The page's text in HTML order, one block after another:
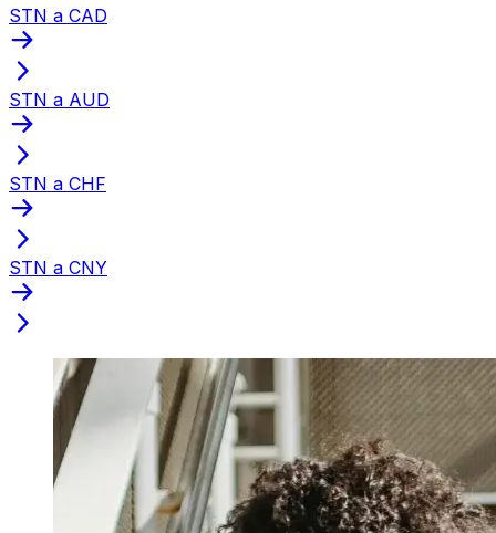
STN a CAD
STN a AUD
STN a CHF
STN a CNY